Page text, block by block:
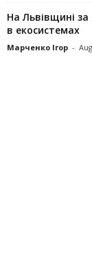
На Львівщині
в екосистемах
Марченко Ігор -